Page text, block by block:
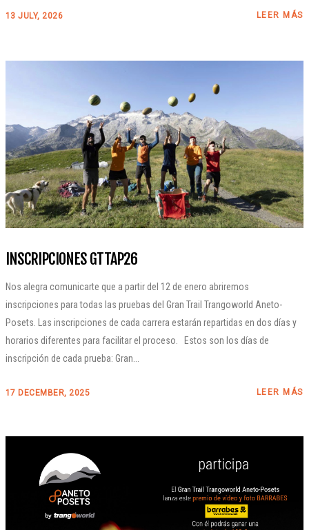
13 JULY, 2026 LEER MÁS
INSCRIPCIONES GTTAP26
Nos alegra comunicarte que a partir del 12 de enero abriremos
inscripciones para todas las pruebas del Gran Trail Trangoworld Aneto-
Posets. Las inscripciones de cada carrera estarán repartidas en dos días y
horarios diferentes para facilitar el proceso. Estos son los días de
inscripción de cada prueba: Gran...
17 DECEMBER, 2025 LEER MÁS